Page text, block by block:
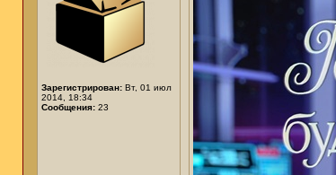
Зарегистрирован: Вт, 01 июл
2014, 18:34
Сообщения: 23